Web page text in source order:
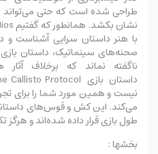
طراحی شده است که حتی می‌تواند
با هنر داستان سرایی آشناست و
صحنه‌های سینماتیک، داستان
ناگفته نماند که برخلاف
داستان بازی
نیست و همین مورد شما را برای
می‌کند. این کش و قوس‌های
طول بازی قرار داده شده‌اند و هرگز
بخشها :